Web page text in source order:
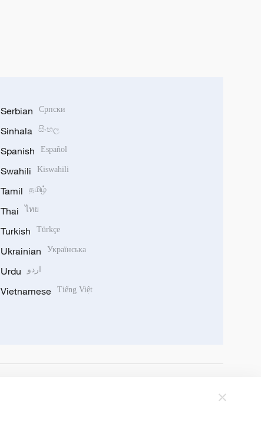
Serbian Српски
Sinhala සිංහල
Spanish Español
Swahili Kiswahili
Tamil தமிழ்
Thai ไทย
Turkish Türkçe
Ukrainian Українська
Urdu اردو
Vietnamese Tiếng Việt